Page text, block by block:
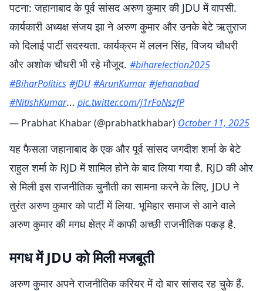
पटना: जहानाबाद के पूर्व सांसद अरुण कुमार की JDU में वापसी.
कार्यकारी अध्यक्ष संजय झा ने अरुण कुमार और उनके बेटे ऋतुराज
को दिलाई पार्टी सदस्यता. कार्यक्रम में ललन सिंह, विजय चौधरी
और अशोक चौधरी भी रहे मौजूद. #biharelection2025
#BiharPolitics #JDU #ArunKumar #Jehanabad
#NitishKumar… pic.twitter.com/j1rFoNszfP
— Prabhat Khabar (@prabhatkhabar) October 11, 2025
यह फैसला जहानाबाद के एक और पूर्व सांसद जगदीश शर्मा के बेटे
राहुल शर्मा के RJD में शामिल होने के बाद लिया गया है. RJD की ओर
से मिली इस राजनीतिक चुनौती का सामना करने के लिए, JDU ने
तुरंत अरुण कुमार को पार्टी में लिया. भूमिहार समाज से आने वाले
अरुण कुमार की मगध क्षेत्र में काफी अच्छी राजनीतिक पकड़ है.
मगध में JDU को मिली मजबूती
अरुण कुमार अपने राजनीतिक करियर में दो बार सांसद रह चुके हैं.